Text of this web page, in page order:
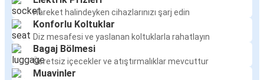
Hareket halindeyken cihazlarınızı şarj edin
Konforlu Koltuklar
Diz mesafesi ve yaslanan koltuklarla rahatlayın
Bagaj Bölmesi
Ücretsiz içecekler ve atıştırmalıklar mevcuttur
Muavinler